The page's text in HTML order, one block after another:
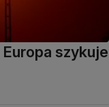
szykuje